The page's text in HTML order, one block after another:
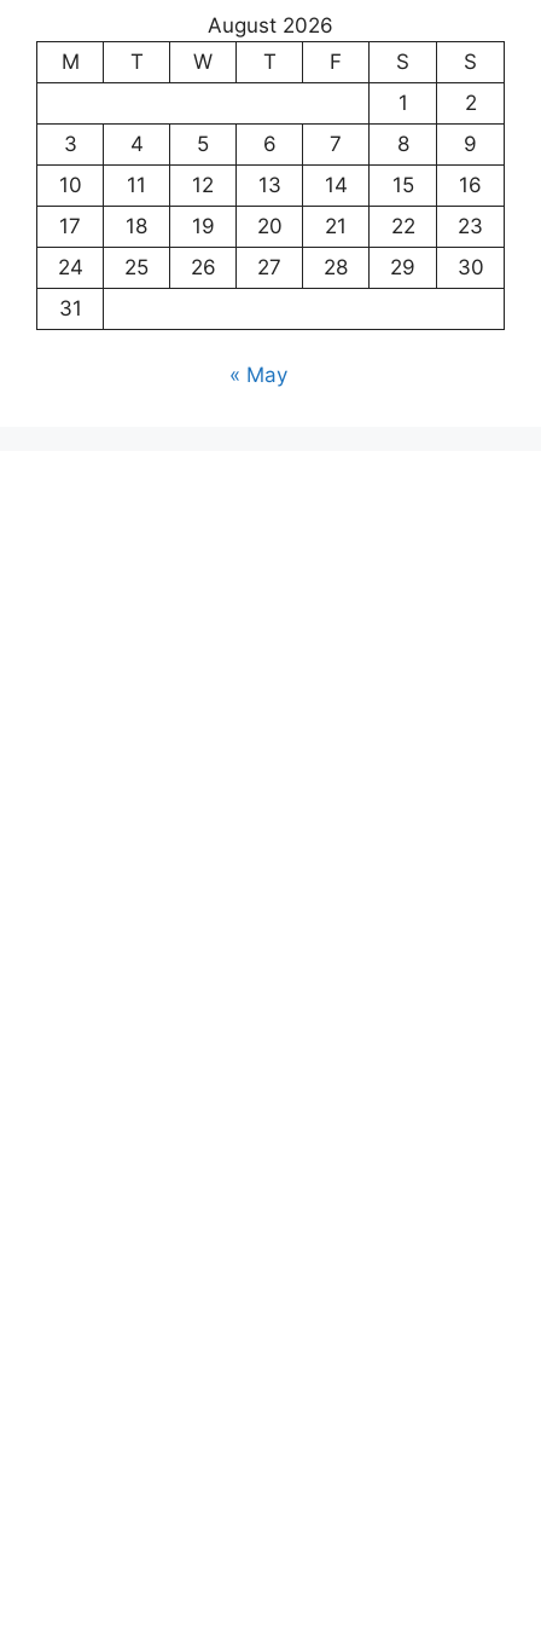
August 2026
M
T W T F S
S
1
2
3
4 5 6 7 8
9
10
11 12 13 14 15
16
17
18 19 20 21 22
23
24
25 26 27 28 29
30
31
« May